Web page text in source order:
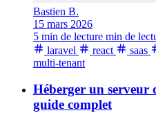
Bastien B.
15 mars 2026
5 min de lecture min de
laravel
react saas
multi-tenant
Héberger un serveur
guide complet